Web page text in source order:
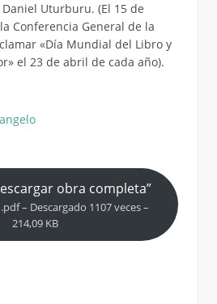
Uturburu. (El 15 de
Conferencia General de la
«Día Mundial del Libro y
el 23 de abril de cada año).
obra completa”
– Descargado 1107 veces –
214,09 KB